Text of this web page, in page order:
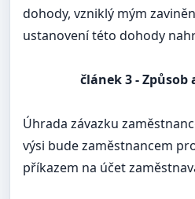
dohody, vzniklý mým
ustanovení této dohody
článek 3- Způsob
Úhrada závazku
výsi bude zaměstnancem
příkazem na účet